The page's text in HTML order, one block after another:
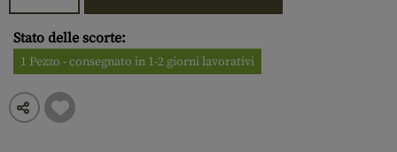
Stato delle scorte:
1 Pezzo - consegnato in 1-2 giorni lavorativi